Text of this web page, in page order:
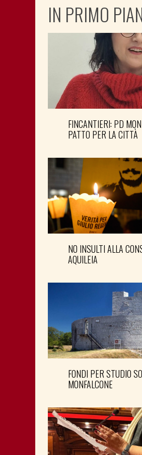
IN PRIMO
FINCANTIERI: PD
PATTO PER LA CITTÀ
NO INSULTI ALLA
AQUILEIA
FONDI PER STUDIO
MONFALCONE